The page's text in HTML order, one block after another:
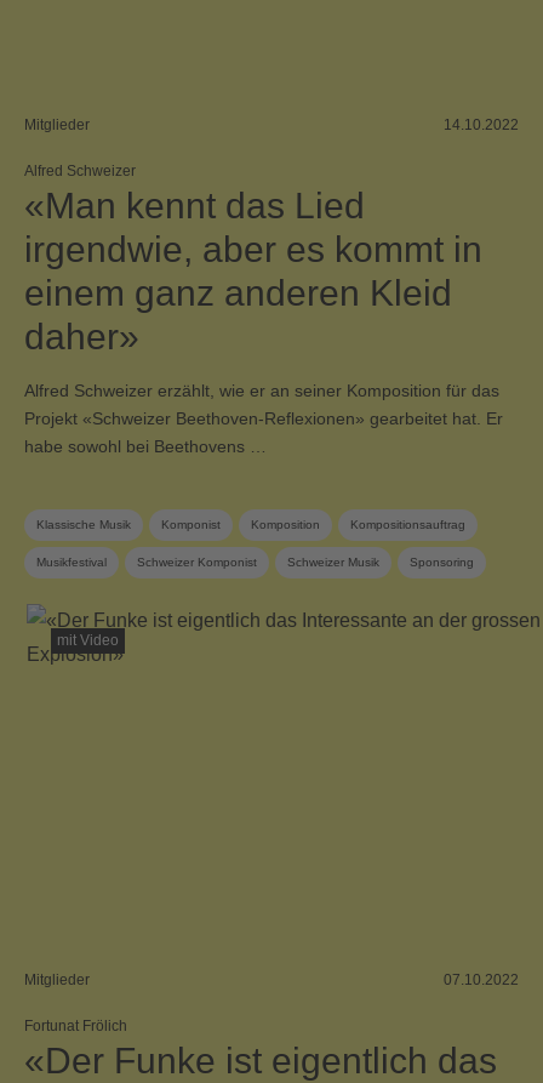
Mitglieder 14.10.2022
Alfred Schweizer
«Man kennt das Lied
irgendwie, aber es kommt in
einem ganz anderen Kleid
daher»
Alfred Schweizer erzählt, wie er an seiner Komposition für das
Projekt «Schweizer Beethoven-Reflexionen» gearbeitet hat. Er
habe sowohl bei Beethovens …
Klassische Musik Komponist Komposition Kompositionsauftrag
Musikfestival Schweizer Komponist Schweizer Musik Sponsoring
mit Video
Mitglieder 07.10.2022
Fortunat Frölich
«Der Funke ist eigentlich das